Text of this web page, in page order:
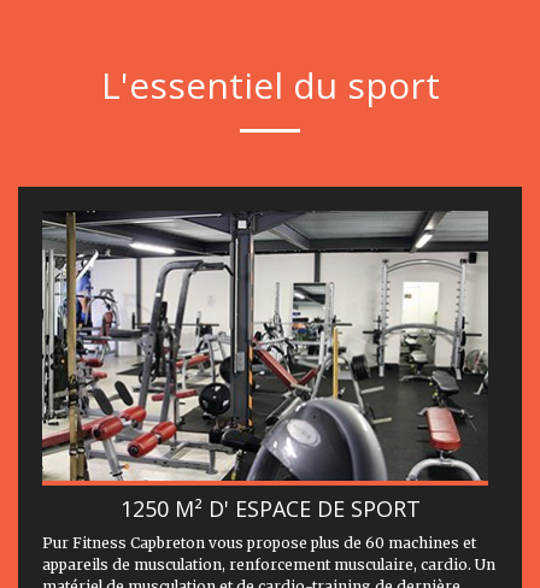
L'essentiel du sport
1250 M² D' ESPACE DE SPORT
Pur Fitness Capbreton vous propose plus de 60 machines et
appareils de musculation, renforcement musculaire, cardio. Un